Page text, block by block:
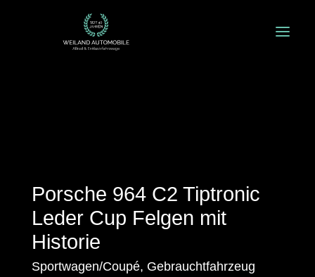
Porsche 964 C2 Tiptronic
Leder Cup Felgen mit
Historie
Sportwagen/Coupé, Gebrauchtfahrzeug